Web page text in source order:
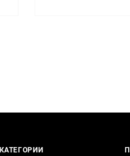
КАТЕГОРИИ